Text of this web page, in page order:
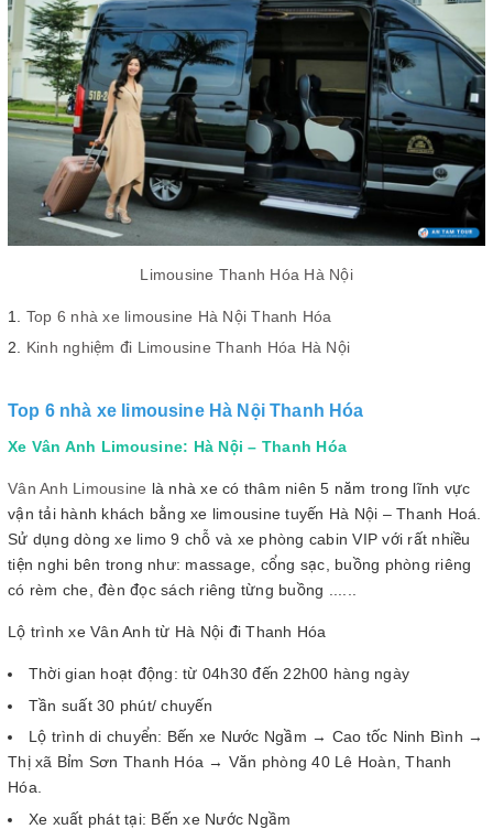
Limousine Thanh Hóa Hà Nội
Top 6 nhà xe limousine Hà Nội Thanh Hóa
Kinh nghiệm đi Limousine Thanh Hóa Hà Nội
Top 6 nhà xe limousine Hà Nội Thanh Hóa
Xe Vân Anh Limousine: Hà Nội – Thanh Hóa
Vân Anh Limousine là nhà xe có thâm niên 5 năm trong lĩnh vực
vận tải hành khách bằng xe limousine tuyến Hà Nội – Thanh Hoá.
Sử dụng dòng xe limo 9 chỗ và xe phòng cabin VIP với rất nhiều
tiện nghi bên trong như: massage, cổng sạc, buồng phòng riêng
có rèm che, đèn đọc sách riêng từng buồng ......
Lộ trình xe Vân Anh từ Hà Nội đi Thanh Hóa
Thời gian hoạt động: từ 04h30 đến 22h00 hàng ngày
Tần suất 30 phút/ chuyến
Lộ trình di chuyển: Bến xe Nước Ngầm → Cao tốc Ninh Bình →
Thị xã Bỉm Sơn Thanh Hóa → Văn phòng 40 Lê Hoàn, Thanh
Hóa.
Xe xuất phát tại: Bến xe Nước Ngầm